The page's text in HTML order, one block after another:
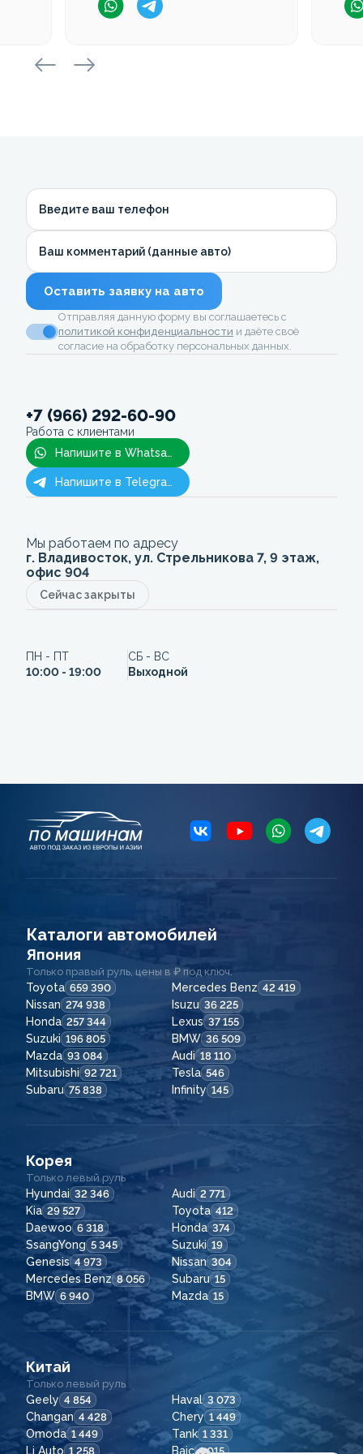
Введите ваш телефон
Ваш комментарий (данные авто)
Оставить заявку на авто
Отправляя данную форму вы соглашаетесь с
политикой конфиденциальности и даёте своё
согласие на обработку персональных данных.
+7 (966) 292-60-90
Работа с клиентами
Напишите в Whatsapp
Напишите в Telegram
Мы работаем по адресу
г. Владивосток, ул. Стрельникова 7, 9 этаж,
офис 904
Сейчас закрыты
ПН - ПТ
10:00 - 19:00
СБ - ВС
Выходной
Каталоги автомобилей
Япония
Только правый руль, цены в ₽ под ключ.
Toyota 659 390 Mercedes Benz 42 419
Nissan 274 938 Isuzu 36 225
Honda 257 344 Lexus 37 155
Suzuki 196 805 BMW 36 509
Mazda 93 084 Audi 18 110
Mitsubishi 92 721 Tesla 546
Subaru 75 838 Infinity 145
Корея
Только левый руль
Hyundai 32 346 Audi 2 771
Kia 29 527 Toyota 412
Daewoo 6 318 Honda 374
SsangYong 5 345 Suzuki 19
Genesis 4 973 Nissan 304
Mercedes Benz 8 056 Subaru 15
BMW 6 940 Mazda 15
Китай
Только левый руль
Geely 4 854 Haval 3 073
Changan 4 428 Chery 1 449
Omoda 1 449 Tank 1 331
Li Auto 1 258 Baic 1 015